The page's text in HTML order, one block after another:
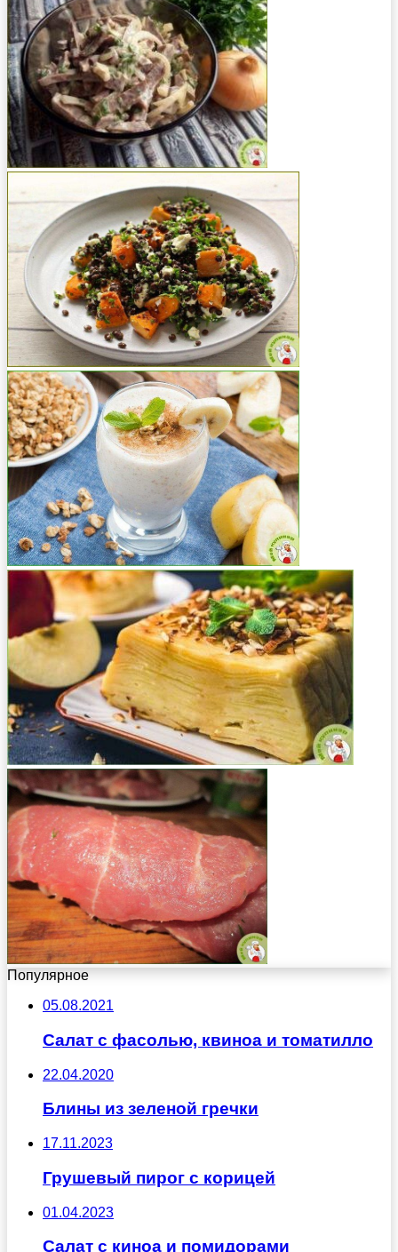
Популярное
05.08.2021
Салат с фасолью, квиноа и томатилло
22.04.2020
Блины из зеленой гречки
17.11.2023
Грушевый пирог с корицей
01.04.2023
Салат с киноа и помидорами